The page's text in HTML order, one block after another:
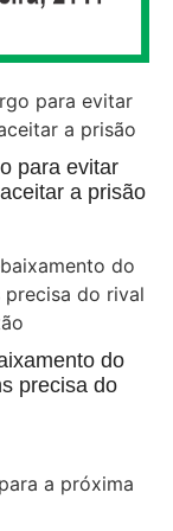
para evitar
a prisão
do
precisa do